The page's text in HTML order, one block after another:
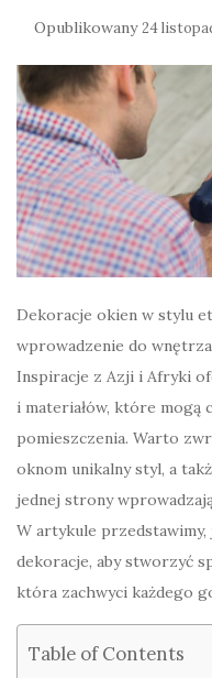
Opublikowany24
Dekoracje okien w stylu
wprowadzenie do
Inspiracje z Azji i Afryki
i materiałów, które mogą
pomieszczenia. Warto
oknom unikalny styl, a
jednej strony
W artykule
dekoracje, aby stworzyć
która zachwyci każdego
Table of Contents